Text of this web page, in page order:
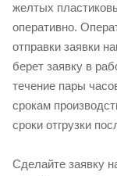
желтых
оперативно.
отправки заявки
берет заявку в
течение пары
срокам
сроки отгрузки
Сделайте заявку